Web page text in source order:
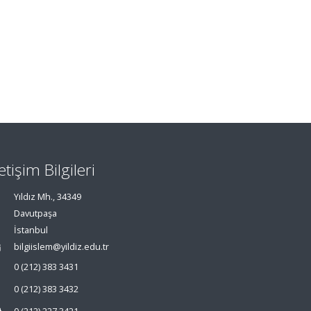
Bilgileri
Yıldız Mh., 34349
Davutpaşa
İstanbul
bilgiislem@yildiz.edu.tr
0 (212) 383 3431
0 (212) 383 3432